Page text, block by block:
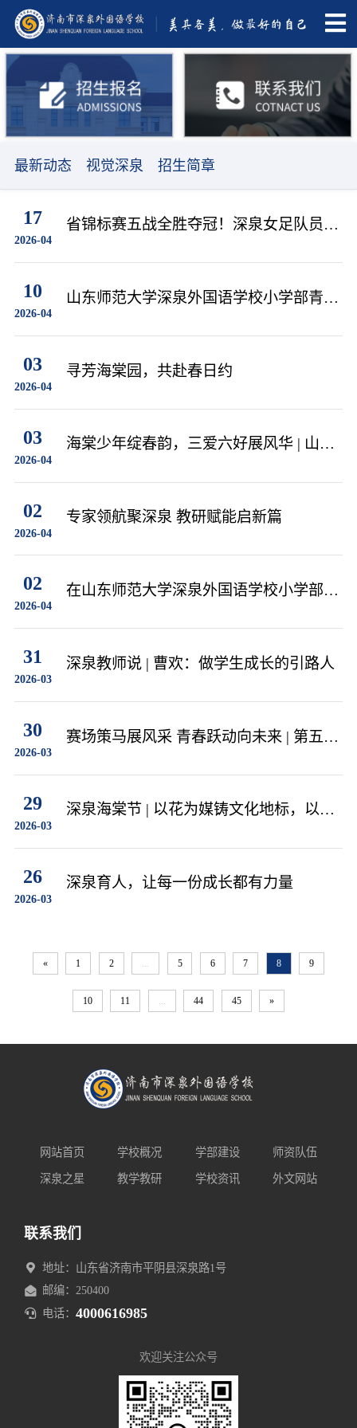
最新动态 视觉深泉 招生简章
17
2026-04
省锦标赛五战全胜夺冠！深泉女足队员俞
10
2026-04
山东师范大学深泉外国语学校小学部青春
03
2026-04
寻芳海棠园，共赴春日约
03
2026-04
海棠少年绽春韵，三爱六好展风华 | 山东
园
02
2026-04
专家领航聚深泉 教研赋能启新篇
02
2026-04
在山东师范大学深泉外国语学校小学部，
31
2026-03
深泉教师说 | 曹欢：做学生成长的引路人
30
2026-03
赛场策马展风采 青春跃动向未来 | 第五届
29
2026-03
深泉海棠节 | 以花为媒铸文化地标，以节
26
2026-03
深泉育人，让每一份成长都有力量
« 1 2 ... 5 6 7 8 9
10 11 ... 44 45 »
网站首页 学校概况 学部建设 师资队伍
深泉之星 教学教研 学校资讯 外文网站
联系我们
地址：山东省济南市平阴县深泉路1号
邮编：250400
电话： 4000616985
欢迎关注公众号